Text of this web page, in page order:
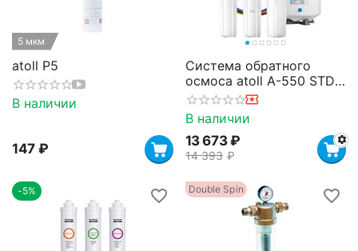
5 мкм
atoll P5
В наличии
‍147‍ ₽
Система обратного
осмоса atoll A-550 STDA
(без крана)
В наличии
13 673 ₽
14 393 ₽
-5% Double Spin